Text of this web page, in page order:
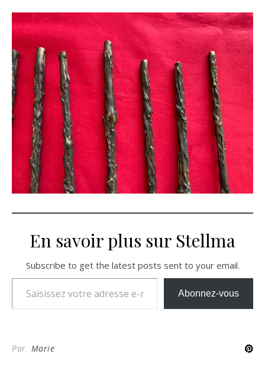
En savoir plus sur Stellma
Subscribe to get the latest posts sent to your email.
Saisissez votre adresse e-mail…
Abonnez-vous
Par Marie